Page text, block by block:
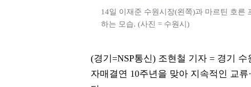
14일 이재준 수원시장(왼쪽)과 마르틴 호른
하는 모습. (사진 = 수원시)
(경기=NSP통신) 조현철 기자 = 경기
자매결연 10주년을 맞아 지속적인 교